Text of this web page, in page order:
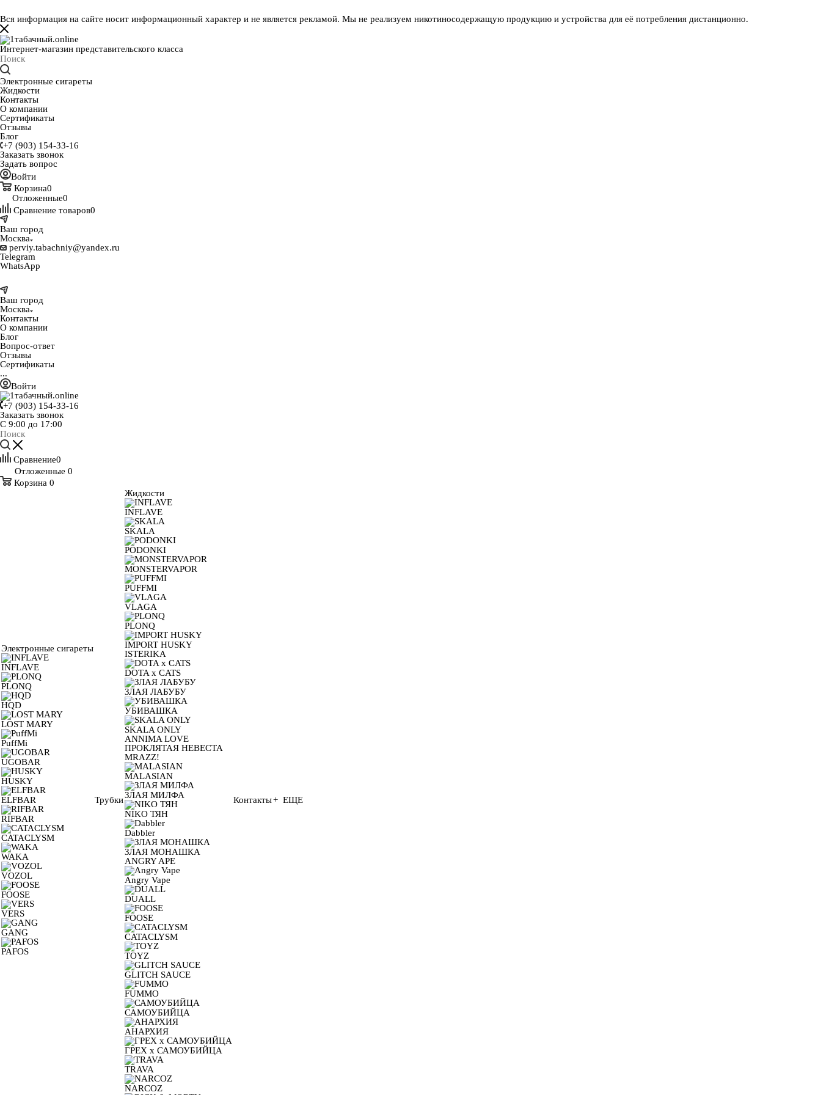
Вся информация на сайте носит информационный характер и не является рекламой. Мы не реализуем никотиносодержащую продукцию и устройства для её потребления дистанционно.
Интернет-магазин представительского класса
Электронные сигареты
Жидкости
Контакты
О компании
Сертификаты
Отзывы
Блог
+7 (903) 154-33-16
Заказать звонок
Задать вопрос
Войти
Корзина0
Отложенные0
Сравнение товаров0
Ваш город
Москва
perviy.tabachniy@yandex.ru
Telegram
WhatsApp
Ваш город
Москва
Контакты
О компании
Блог
Вопрос-ответ
Отзывы
Сертификаты
...
Войти
+7 (903) 154-33-16
Заказать звонок
С 9:00 до 17:00
Сравнение0
Отложенные 0
Корзина 0
Электронные сигареты
INFLAVE
PLONQ
HQD
LOST MARY
PuffMi
UGOBAR
HUSKY
ELFBAR
RIFBAR
CATACLYSM
WAKA
VOZOL
FOOSE
VERS
GANG
PAFOS
Трубки
Жидкости
INFLAVE
SKALA
PODONKI
MONSTERVAPOR
PUFFMI
VLAGA
PLONQ
IMPORT HUSKY
ISTERIKA
DOTA x CATS
ЗЛАЯ ЛАБУБУ
УБИВАШКА
SKALA ONLY
ANNIMA LOVE
ПРОКЛЯТАЯ НЕВЕСТА
MRAZZ!
MALASIAN
ЗЛАЯ МИЛФА
NIKO ТЯН
Dabbler
ЗЛАЯ МОНАШКА
ANGRY APE
Angry Vape
DUALL
FOOSE
CATACLYSM
TOYZ
GLITCH SAUCE
FUMMO
САМОУБИЙЦА
АНАРХИЯ
ГРЕХ х САМОУБИЙЦА
TRAVA
NARCOZ
Контакты+ ЕЩЕ